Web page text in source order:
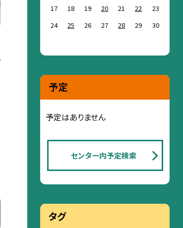
17
18 19 20 21 22
23
24
25 26 27 28 29 30
予定
予定はありません
センター内予定検索
タグ